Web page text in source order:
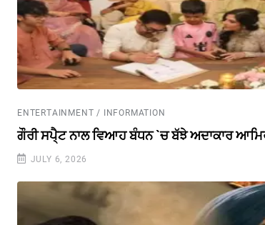
ENTERTAINMENT / INFORMATION
ਗੌਰੀ ਸਪੈ੍ਟ ਨਾਲ ਵਿਆਹ ਬੰਧਨ `ਚ ਬੱਝੇ ਅਦਾਕਾਰ
JULY 6, 2026